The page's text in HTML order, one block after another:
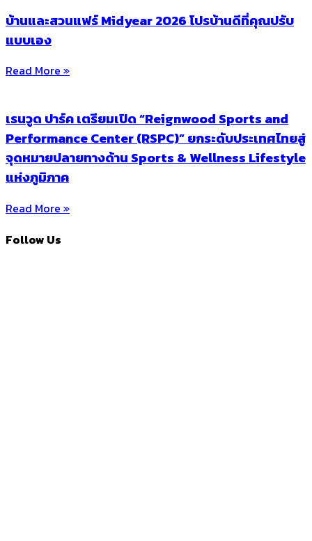
บ้านและสวนแฟร์ Midyear 2026 โปรบ้านดีที่คุณปรับ
แบบเอง
Read More »
เรนวูด ปาร์ค เตรียมเปิด “Reignwood Sports and
Performance Center (RSPC)” ยกระดับประเทศไทยสู่
จุดหมายปลายทางด้าน Sports & Wellness Lifestyle
แห่งภูมิภาค
Read More »
Follow Us